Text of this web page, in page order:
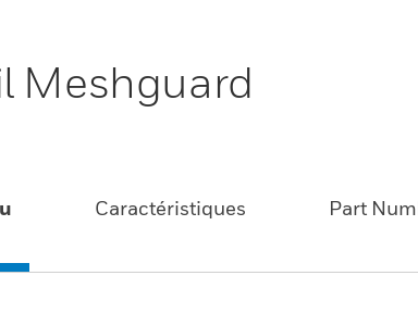
Meshguard
Caractéristiques Part